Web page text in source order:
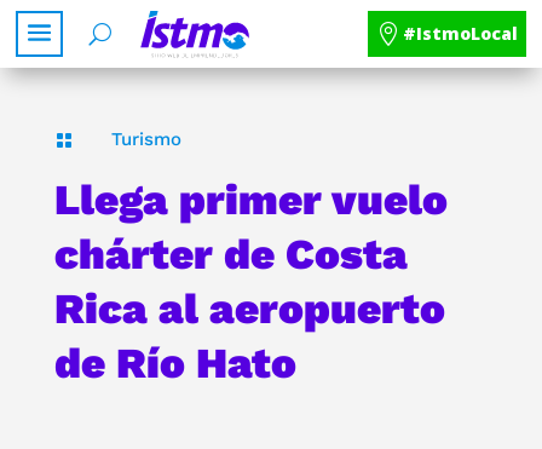
#IstmoLocal
 Turismo
Llega primer vuelo
chárter de Costa
Rica al aeropuerto
de Río Hato